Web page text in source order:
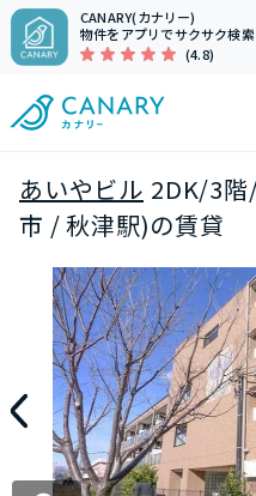
CANARY(カナリー)
物件をアプリでサクサク検索
(4.8)
あいやビル 2DK/3
市 / 秋津駅)の賃貸